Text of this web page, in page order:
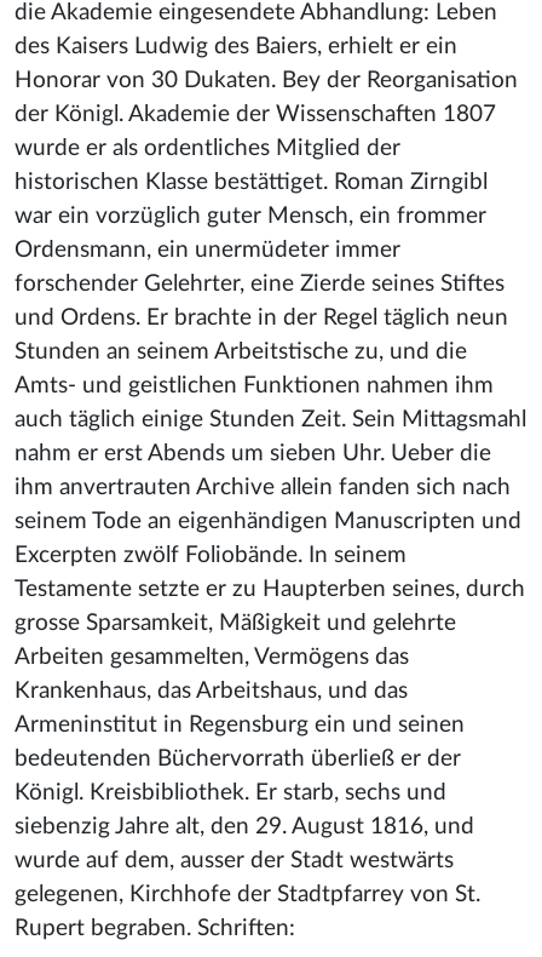
die Akademie eingesendete Abhandlung: Leben
des Kaisers Ludwig des Baiers, erhielt er ein
Honorar von 30 Dukaten. Bey der Reorganisation
der Königl. Akademie der Wissenschaften 1807
wurde er als ordentliches Mitglied der
historischen Klasse bestättiget. Roman Zirngibl
war ein vorzüglich guter Mensch, ein frommer
Ordensmann, ein unermüdeter immer
forschender Gelehrter, eine Zierde seines Stiftes
und Ordens. Er brachte in der Regel täglich neun
Stunden an seinem Arbeitstische zu, und die
Amts- und geistlichen Funktionen nahmen ihm
auch täglich einige Stunden Zeit. Sein Mittagsmahl
nahm er erst Abends um sieben Uhr. Ueber die
ihm anvertrauten Archive allein fanden sich nach
seinem Tode an eigenhändigen Manuscripten und
Excerpten zwölf Foliobände. In seinem
Testamente setzte er zu Haupterben seines, durch
grosse Sparsamkeit, Mäßigkeit und gelehrte
Arbeiten gesammelten, Vermögens das
Krankenhaus, das Arbeitshaus, und das
Armeninstitut in Regensburg ein und seinen
bedeutenden Büchervorrath überließ er der
Königl. Kreisbibliothek. Er starb, sechs und
siebenzig Jahre alt, den 29. August 1816, und
wurde auf dem, ausser der Stadt westwärts
gelegenen, Kirchhofe der Stadtpfarrey von St.
Rupert begraben. Schriften: